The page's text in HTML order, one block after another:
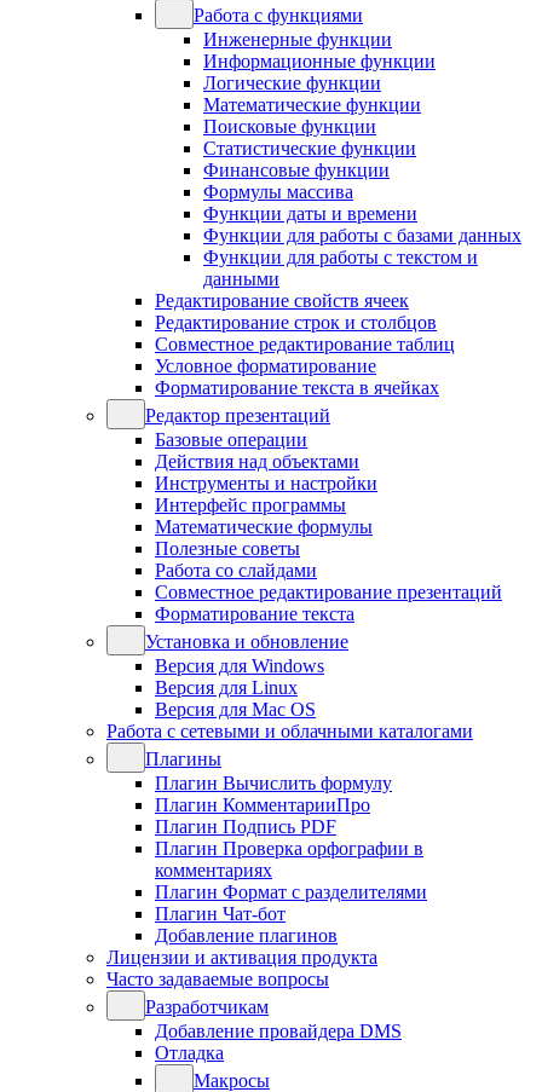
Работа с функциями
Инженерные функции
Информационные функции
Логические функции
Математические функции
Поисковые функции
Статистические функции
Финансовые функции
Формулы массива
Функции даты и времени
Функции для работы с базами данных
Функции для работы с текстом и
данными
Редактирование свойств ячеек
Редактирование строк и столбцов
Совместное редактирование таблиц
Условное форматирование
Форматирование текста в ячейках
Редактор презентаций
Базовые операции
Действия над объектами
Инструменты и настройки
Интерфейс программы
Математические формулы
Полезные советы
Работа со слайдами
Совместное редактирование презентаций
Форматирование текста
Установка и обновление
Версия для Windows
Версия для Linux
Версия для Mac OS
Работа с сетевыми и облачными каталогами
Плагины
Плагин Вычислить формулу
Плагин КомментарииПро
Плагин Подпись PDF
Плагин Проверка орфографии в
комментариях
Плагин Формат с разделителями
Плагин Чат-бот
Добавление плагинов
Лицензии и активация продукта
Часто задаваемые вопросы
Разработчикам
Добавление провайдера DMS
Отладка
Макросы